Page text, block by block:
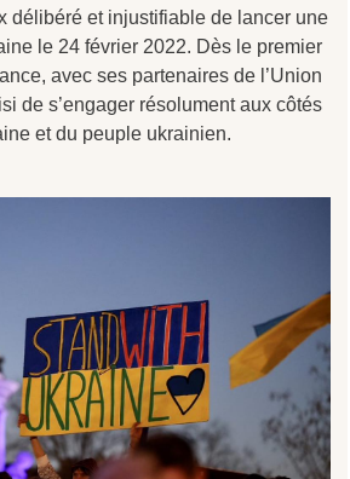
délibéré et injustifiable de lancer une
le 24 février 2022. Dès le premier
avec ses partenaires de l’Union
de s’engager résolument aux côtés
et du peuple ukrainien.